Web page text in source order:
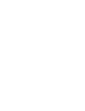
руля.